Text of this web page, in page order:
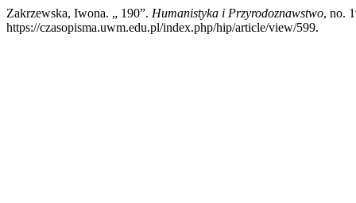
Zakrzewska, Iwona. „ 190”. Humanistyka i Przyrodoznawstwo, no.
https://czasopisma.uwm.edu.pl/index.php/hip/article/view/599.